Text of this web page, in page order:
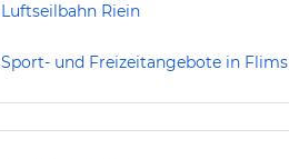
Luftseilbahn Riein
Sport- und Freizeitangebote in Flims